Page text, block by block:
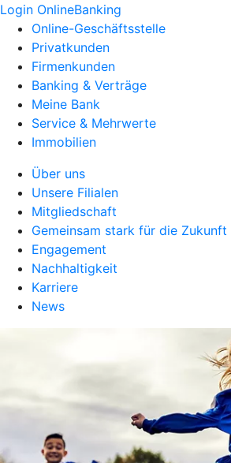
Login OnlineBanking
Online-Geschäftsstelle
Privatkunden
Firmenkunden
Banking & Verträge
Meine Bank
Service & Mehrwerte
Immobilien
Über uns
Unsere Filialen
Mitgliedschaft
Gemeinsam stark für die Zukunft
Engagement
Nachhaltigkeit
Karriere
News